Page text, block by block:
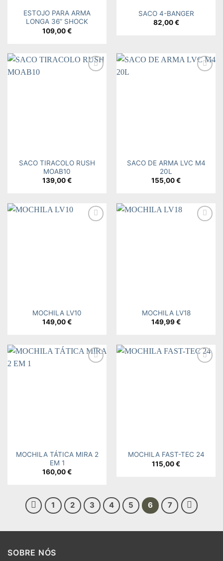
ESTOJO PARA ARMA
LONGA 36” SHOCK
109,00€
SACO 4-BANGER
82,00€
SACO TIRACOLO RUSH
MOAB10
139,00€
SACO DE ARMA LVC M4
20L
155,00€
MOCHILA LV10
149,00€
MOCHILA LV18
149,99€
MOCHILA TÁTICA MIRA 2
EM 1
160,00€
MOCHILA FAST-TEC 24
115,00€
1 2 3 4 5 6 7
SOBRE NÓS